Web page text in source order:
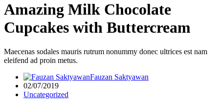
Amazing Milk Chocolate
Cupcakes with Buttercream
Maecenas sodales mauris rutrum nonummy donec ultrices est nam
eleifend ad proin metus.
Fauzan Saktyawan
02/07/2019
Uncategorized